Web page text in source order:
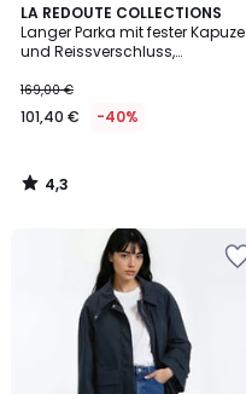
LA REDOUTE COLLECTIONS
Langer Parka mit fester Kapuze
und Reissverschluss,
169,00 €
101,40 € -40%
4,3
/ 5
4,3
/